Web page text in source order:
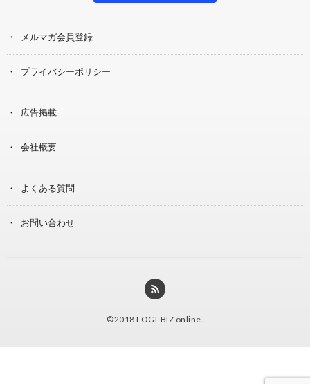
メルマガ会員登録
プライバシーポリシー
広告掲載
会社概要
よくある質問
お問い合わせ
©2018 LOGI-BIZ online.